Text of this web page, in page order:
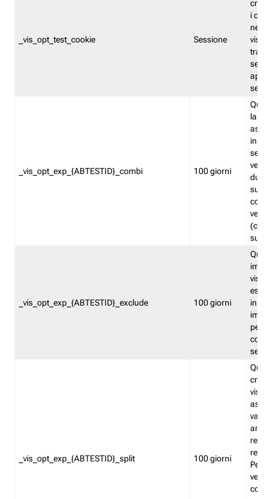
_vis_opt_test_cookie Sessione
i
nel
_vis_opt_exp_{ABTESTID}_combi 100 giorni
la
in
_vis_opt_exp_{ABTESTID}_exclude 100 giorni
in
_vis_opt_exp_{ABTESTID}_split 100 giorni